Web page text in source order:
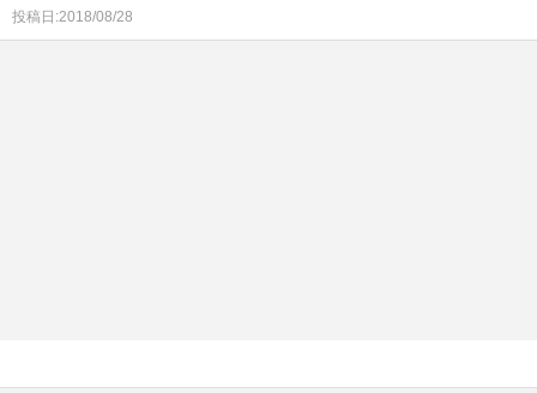
投稿日:2018/08/28